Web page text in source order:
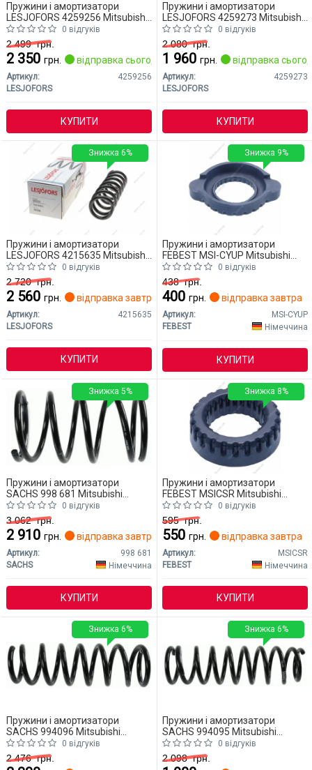
Пружини і амортизатори
LESJOFORS 4259256 Mitsubishi
Outlander
0 відгуків
2 499грн.
2 350 грн. відправка сьогодні
Артикул:
4259256
LESJOFORS
КУПИТИ
Пружини і амортизатори
LESJOFORS 4259273 Mitsubishi
Outlander
0 відгуків
2 080грн.
1 960 грн. відправка
Артикул:
4259273
LESJOFORS
КУПИТИ
Пружини і амортизатори
LESJOFORS 4215635 Mitsubishi
Outlander
0 відгуків
2 720грн.
2 560 грн. відправка завтра
Артикул:
4215635
LESJOFORS
КУПИТИ
Знижка 6%
Пружини і амортизатори
FEBEST MSI-CYUP Mitsubishi
Outlander
0 відгуків
438грн.
400 грн. відправка завтра
Артикул:
MSI-CYUP
FEBEST
Німеччина
КУПИТИ
Знижка 9%
Пружини і амортизатори
SACHS 998 681 Mitsubishi
Outlander
0 відгуків
3 062грн.
2 910 грн. відправка завтра
Артикул:
998 681
SACHS
Німеччина
КУПИТИ
Знижка 5%
Пружини і амортизатори
FEBEST MSICSR Mitsubishi
Outlander
0 відгуків
595грн.
550 грн. відправка завтра
Артикул:
MSICSR
FEBEST
Німеччина
КУПИТИ
Знижка 8%
Пружини і амортизатори
SACHS 994096 Mitsubishi
Outlander
0 відгуків
2 476грн.
Знижка 6%
Пружини і амортизатори
SACHS 994095 Mitsubishi
Outlander
0 відгуків
2 098грн.
Знижка 6%